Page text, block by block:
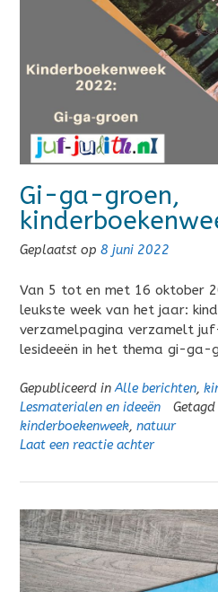
Gi-ga-groen,
Geplaatst op 8 juni 2022
Van 5 tot en met 16 oktober
leukste week van het jaar:
verzamelpagina verzamelt
lesideeën in het thema gi-ga-
Gepubliceerd inAlle berichten,
Lesmaterialen en ideeën
Getagd
kinderboekenweek, natuur
Laat een reactie achter